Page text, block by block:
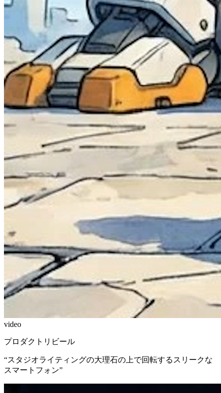
video
プロダクトリビール
“スタジオライティングの大理石の上で回転するスリークな
スマートフォン”